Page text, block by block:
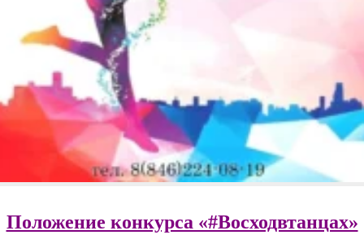
Положение конкурса «#Восходвтанцах»